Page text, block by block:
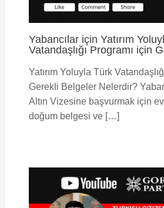
Yabancılar için Yatırım
Vatandaşlığı Programı için
Yatırım Yoluyla Türk
Gerekli Belgeler Nelerdir?
Altın Vizesine başvurmak için
doğum belgesi ve […]